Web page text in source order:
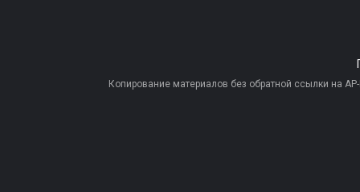
Копирование материалов без обратной ссылки на